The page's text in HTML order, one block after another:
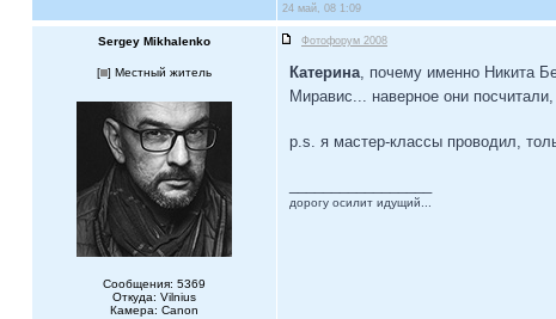
24 май, 08 1:09
Sergey Mikhalenko Фотофорум 2008
[ ] Местный житель
Сообщения: 5369
Откуда: Vilnius
Камера: Canon
Катерина, почему именно Никита
Миравис... наверное они
p.s. я мастер-классы проводил,
дорогу осилит идущий...